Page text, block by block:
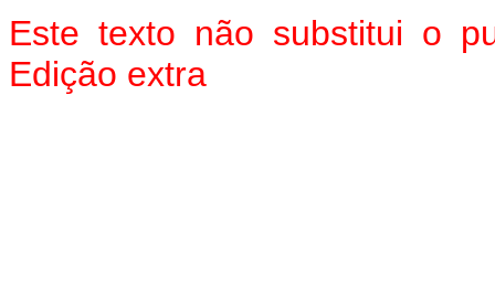
Este texto não substitui o
Edição extra